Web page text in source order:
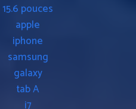
15.6 pouces
apple
iphone
samsung
galaxy
tab A
i7